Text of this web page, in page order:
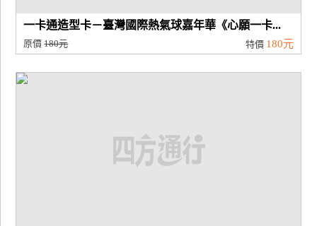
一卡通造型卡－臺灣國際熱氣球嘉年華《心願一卡...
原價180元 特價 180元